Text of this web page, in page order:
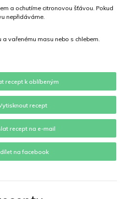
Vitamín B6
a ochutíme citronovou šťávou. Pokud
nepřidáváme.
vařenému masu nebo s chlebem.
recept k oblíbeným
recept
recept na e-mail
na facebook